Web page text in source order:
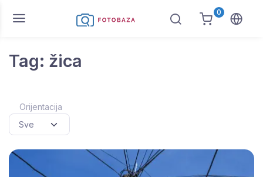
0
Tag: žica
Orijentacija